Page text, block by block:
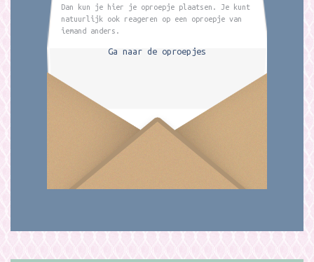
Dan kun je hier je oproepje plaatsen. Je kunt
natuurlijk ook reageren op een oproepje van
iemand anders.
Ga naar de oproepjes